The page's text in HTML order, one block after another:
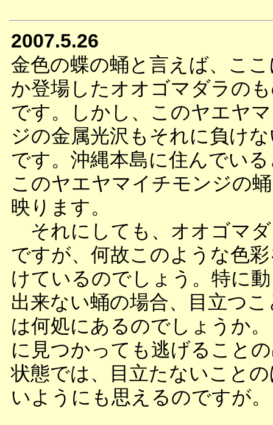
2007.5.26
金色の蝶の蛹と言えば、こ
か登場したオオゴマダラの
です。しかし、このヤエヤ
ジの金属光沢もそれに負け
です。沖縄本島に住んでい
このヤエヤマイチモンジの
映ります。
それにしても、オオゴマ
ですが、何故このような色
けているのでしょう。特に
出来ない蛹の場合、目立つ
は何処にあるのでしょうか
に見つかっても逃げること
状態では、目立たないこと
いようにも思えるのですが。